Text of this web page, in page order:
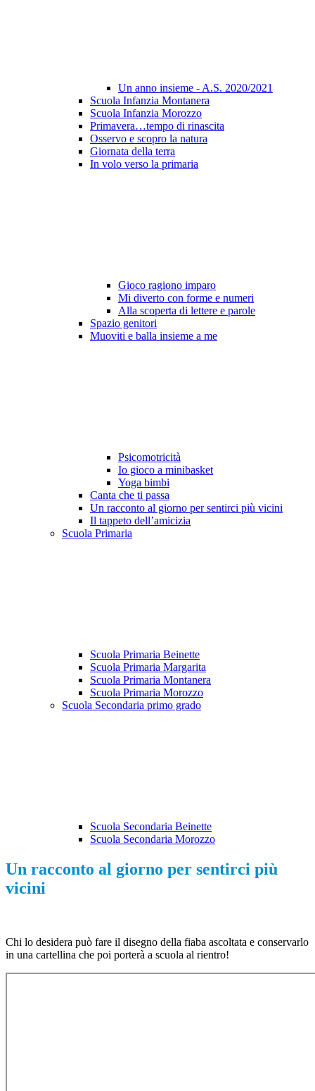
Un anno insieme - A.S. 2020/2021
Scuola Infanzia Montanera
Scuola Infanzia Morozzo
Primavera…tempo di rinascita
Osservo e scopro la natura
Giornata della terra
In volo verso la primaria
Gioco ragiono imparo
Mi diverto con forme e numeri
Alla scoperta di lettere e parole
Spazio genitori
Muoviti e balla insieme a me
Psicomotricità
Io gioco a minibasket
Yoga bimbi
Canta che ti passa
Un racconto al giorno per sentirci più vicini
Il tappeto dell’amicizia
Scuola Primaria
Scuola Primaria Beinette
Scuola Primaria Margarita
Scuola Primaria Montanera
Scuola Primaria Morozzo
Scuola Secondaria primo grado
Scuola Secondaria Beinette
Scuola Secondaria Morozzo
Un racconto al giorno per sentirci più
vicini
Chi lo desidera può fare il disegno della fiaba ascoltata e conservarlo
in una cartellina che poi porterà a scuola al rientro!